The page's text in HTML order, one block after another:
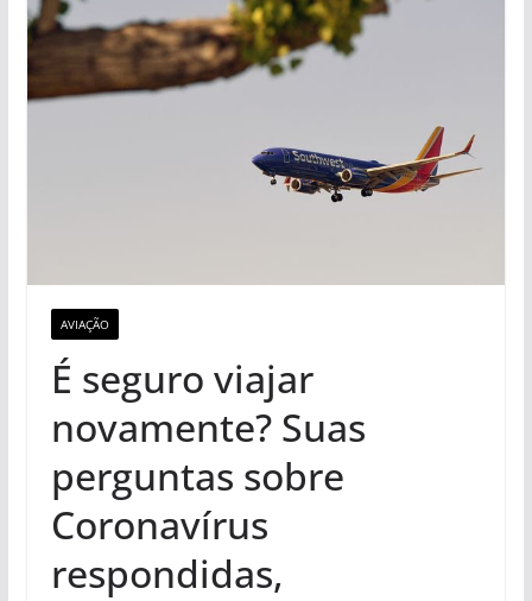
AVIAÇÃO
É seguro viajar
novamente? Suas
perguntas sobre
Coronavírus
respondidas,